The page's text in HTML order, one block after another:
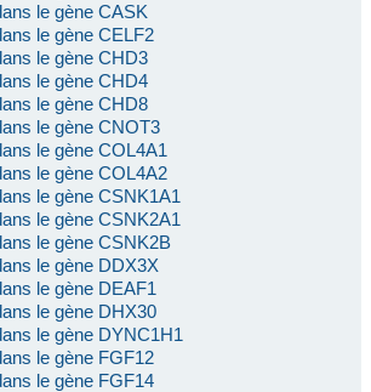
le gène CASK
le gène CELF2
le gène CHD3
le gène CHD4
le gène CHD8
le gène CNOT3
le gène COL4A1
le gène COL4A2
le gène CSNK1A1
le gène CSNK2A1
le gène CSNK2B
le gène DDX3X
le gène DEAF1
le gène DHX30
le gène DYNC1H1
le gène FGF12
le gène FGF14